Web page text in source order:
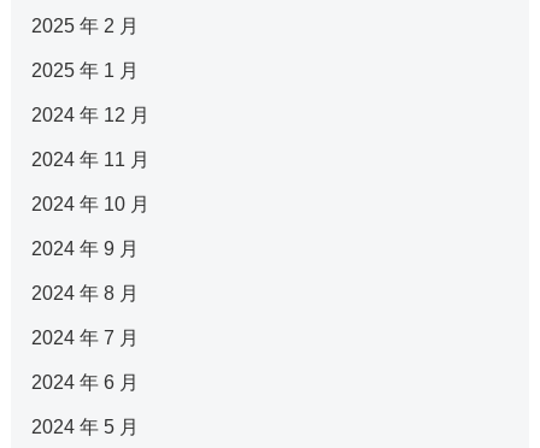
2025 年 2 月
2025 年 1 月
2024 年 12 月
2024 年 11 月
2024 年 10 月
2024 年 9 月
2024 年 8 月
2024 年 7 月
2024 年 6 月
2024 年 5 月